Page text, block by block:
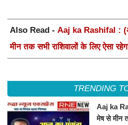
Also Read - Aaj ka Rashifal :
मीन तक सभी राशिवालों के लिए ऐसा
TRENDING
Aaj ka
मेष से मीन